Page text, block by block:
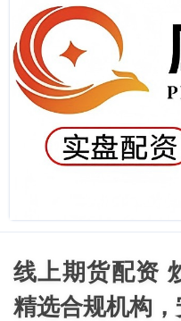
线上期货配资
精选合规机构